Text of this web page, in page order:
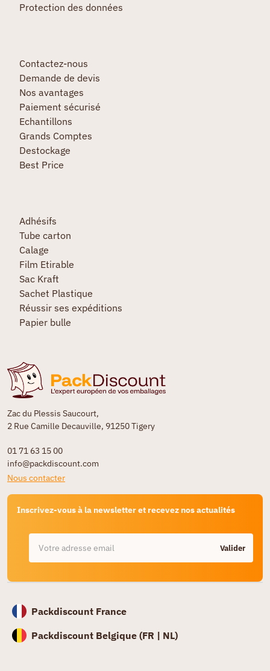
Zac du Plessis Saucourt,
2 Rue Camille Decauville, 91250 Tigery
01 71 63 15 00
info@packdiscount.com
Nous contacter
Inscrivez-vous à la newsletter et recevez nos actualités
Valider
Protection des données
Contactez-nous
Demande de devis
Nos avantages
Paiement sécurisé
Echantillons
Grands Comptes
Destockage
Best Price
Adhésifs
Tube carton
Calage
Film Etirable
Sac Kraft
Sachet Plastique
Réussir ses expéditions
Papier bulle
Packdiscount France
Packdiscount Belgique (FR | NL)